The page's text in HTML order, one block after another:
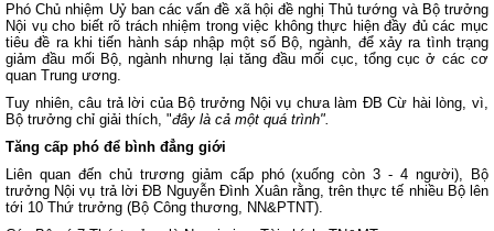
Phó Chủ nhiệm Uỷ ban các vấn đề xã hội đề nghị Thủ tướng và Bộ trưởng
Nội vụ cho biết rõ trách nhiệm trong việc không thực hiện đầy đủ các mục
tiêu đề ra khi tiến hành sáp nhập một số Bộ, ngành, để xảy ra tình trạng
giảm đầu mối Bộ, ngành nhưng lại tăng đầu mối cục, tổng cục ở các cơ
quan Trung ương.
Tuy nhiên, câu trả lời của Bộ trưởng Nội vụ chưa làm ĐB Cừ hài lòng, vì,
Bộ trưởng chỉ giải thích, "đây là cả một quá trình".
Tăng cấp phó để bình đẳng giới
Liên quan đến chủ trương giảm cấp phó (xuống còn 3 - 4 người), Bộ
trưởng Nội vụ trả lời ĐB Nguyễn Đình Xuân rằng, trên thực tế nhiều Bộ lên
tới 10 Thứ trưởng (Bộ Công thương, NN&PTNT).